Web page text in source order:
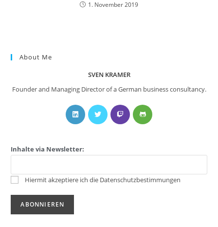
1. November 2019
About Me
SVEN KRAMER
Founder and Managing Director of a German business consultancy.
Inhalte via Newsletter:
Hiermit akzeptiere ich die Datenschutzbestimmungen